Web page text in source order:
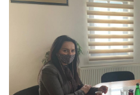
Фотогалерија
О Начелнику